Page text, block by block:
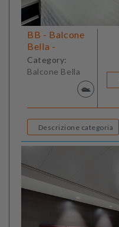
BB - Balcone
Bella -
Category:
Balcone Bella
Descrizione categoria